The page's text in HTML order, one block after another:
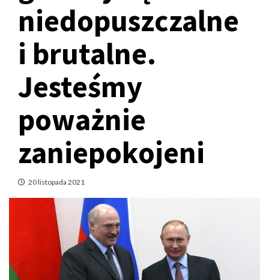
niedopuszczalne
i brutalne.
Jesteśmy
poważnie
zaniepokojeni
20 listopada 2021